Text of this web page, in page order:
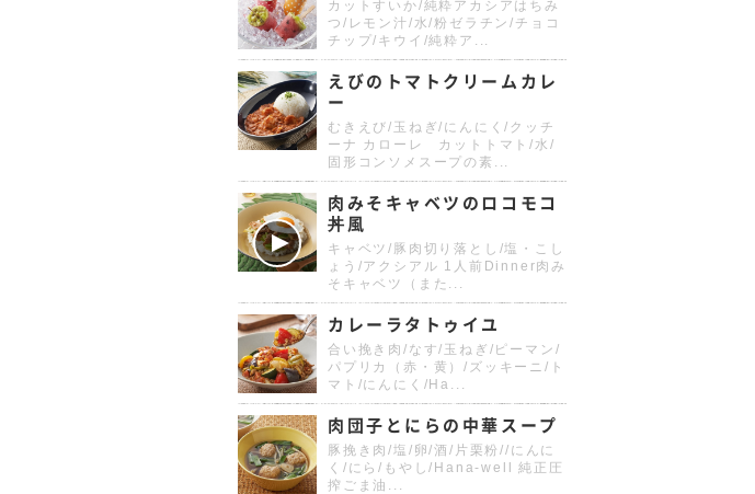
カットすいか/純粋アカシアはちみ
つ/レモン汁/水/粉ゼラチン/チョコ
チップ/キウイ/純粋ア...
えびのトマトクリームカレ
ー
むきえび/玉ねぎ/にんにく/クッチ
ーナ カローレ カットトマト/水/
固形コンソメスープの素...
肉みそキャベツのロコモコ
丼風
キャベツ/豚肉切り落とし/塩・こし
ょう/アクシアル 1人前Dinner肉み
そキャベツ（また...
カレーラタトゥイユ
合い挽き肉/なす/玉ねぎ/ピーマン/
パプリカ（赤・黄）/ズッキーニ/ト
マト/にんにく/Ha...
肉団子とにらの中華スープ
豚挽き肉/塩/卵/酒/片栗粉//にんに
く/にら/もやし/Hana-well 純正圧
搾ごま油...